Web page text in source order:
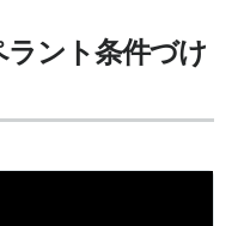
ント条件づけ